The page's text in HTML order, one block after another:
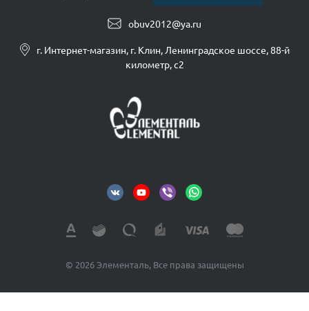
obuv2012@ya.ru
г. Интернет-магазин, г. Клин, Ленинградское шоссе, 88-й
километр, с2
© 2026 Элементаль, Все права защищены